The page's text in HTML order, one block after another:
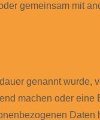
gemeinsam mit
genannt
machen oder